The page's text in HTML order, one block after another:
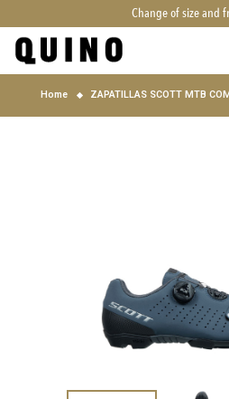
Change of size and
Home ZAPATILLAS SCOTT MTB